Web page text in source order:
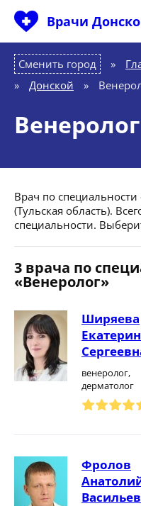
Врачи
Сменить город
»
Донской »
Врач по
(Тульская область).
специальности.
3 врача по
«Венеролог»
Ширяева
венеролог,
дерматолог
Фролов